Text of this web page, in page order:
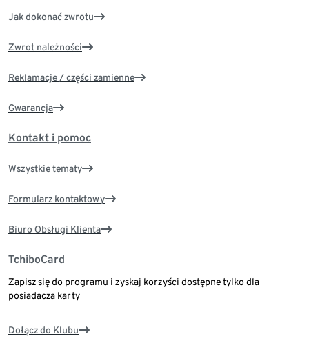
Jak dokonać zwrotu
Zwrot należności
Reklamacje / części zamienne
Gwarancja
Kontakt i pomoc
Wszystkie tematy
Formularz kontaktowy
Biuro Obsługi Klienta
TchiboCard
Zapisz się do programu i zyskaj korzyści dostępne tylko dla
posiadacza karty
Dołącz do Klubu